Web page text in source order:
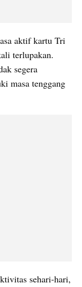
aktif kartu Tri
terlupakan.
segera
masa tenggang
sehari-hari,